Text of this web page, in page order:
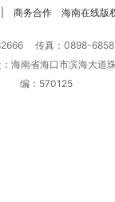
商务合作 海南在线版
传真：0898-
海南省海口市滨海大
编：570125